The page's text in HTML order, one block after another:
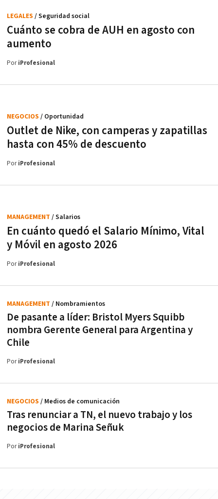
Cuánto se cobra de AUH en agosto con
aumento
LEGALES / Seguridad social
PoriProfesional
Outlet de Nike, con camperas y zapatillas
hasta con 45% de descuento
NEGOCIOS / Oportunidad
PoriProfesional
En cuánto quedó el Salario Mínimo, Vital
y Móvil en agosto 2026
MANAGEMENT / Salarios
PoriProfesional
De pasante a líder: Bristol Myers Squibb
nombra Gerente General para Argentina y
Chile
MANAGEMENT / Nombramientos
PoriProfesional
Tras renunciar a TN, el nuevo trabajo y los
negocios de Marina Señuk
NEGOCIOS / Medios de comunicación
PoriProfesional